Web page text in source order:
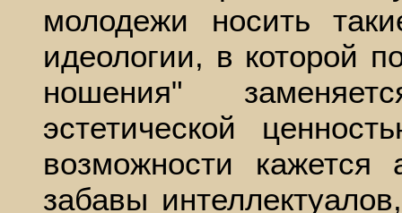
молодежи носить
идеологии, в которой
ношения"
эстетической
возможности
забавы